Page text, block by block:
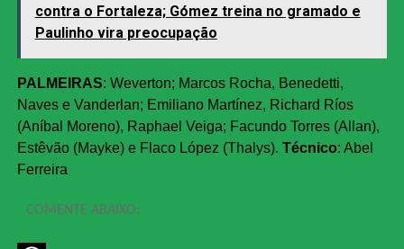
contra o Fortaleza; Gómez treina no gramado e
Paulinho vira preocupação
PALMEIRAS: Weverton; Marcos Rocha, Benedetti,
Naves e Vanderlan; Emiliano Martínez, Richard Ríos
(Aníbal Moreno), Raphael Veiga; Facundo Torres (Allan),
Estêvão (Mayke) e Flaco López (Thalys). Técnico: Abel
Ferreira
COMENTE ABAIXO: